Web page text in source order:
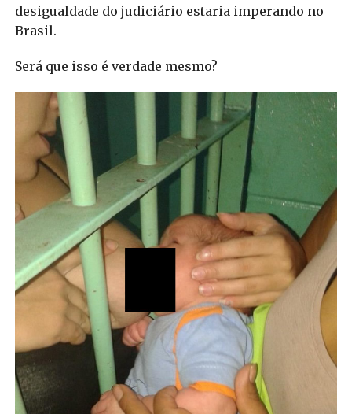
desigualdade do judiciário estaria imperando no
Brasil.
Será que isso é verdade mesmo?